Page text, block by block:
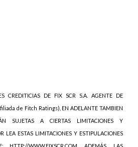
CREDITICIAS DE FIX SCR S.A. AGENTE DE
de Fitch Ratings), EN ADELANTE TAMBIEN
SUJETAS A CIERTAS LIMITACIONES Y
LEA ESTAS LIMITACIONES Y ESTIPULACIONES